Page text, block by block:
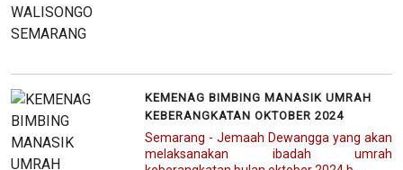
KEMENAG BIMBING MANASIK UMRAH
KEBERANGKATAN OKTOBER 2024
Semarang - Jemaah Dewangga yang akan
melaksanakan ibadah umrah